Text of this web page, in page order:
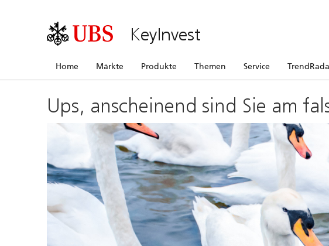
KeyInvest
Home Märkte Produkte Themen Service
Ups, anscheinend sind Sie am